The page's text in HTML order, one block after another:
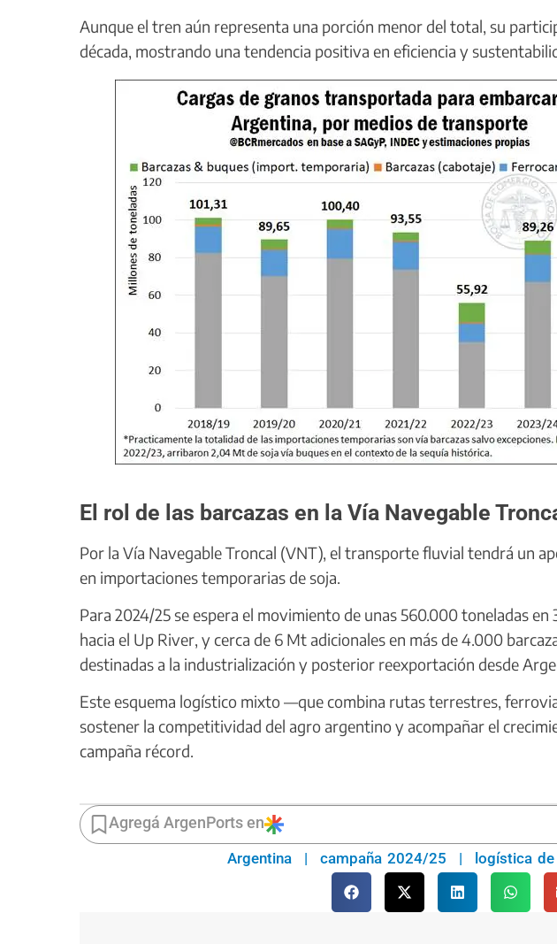
Aunque el tren aún representa una porción menor del total, su
década, mostrando una tendencia positiva en eficiencia y
El rol de las barcazas en la Vía Navegable
Por la Vía Navegable Troncal (VNT), el transporte fluvial tendrá un
en importaciones temporarias de soja.
Para 2024/25 se espera el movimiento de unas 560.000 toneladas en
hacia el Up River, y cerca de 6 Mt adicionales en más de 4.000
destinadas a la industrialización y posterior reexportación desde
Este esquema logístico mixto —que combina rutas terrestres,
sostener la competitividad del agro argentino y acompañar el
campaña récord.
Agregá ArgenPorts en
Argentina | campaña 2024/25 | logística